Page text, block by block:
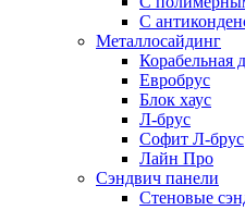
С
Металлосайдинг
Корабельная
Евробрус
Блок хаус
Л-брус
Софит Л-брус
Лайн Про
Сэндвич панели
Стеновые